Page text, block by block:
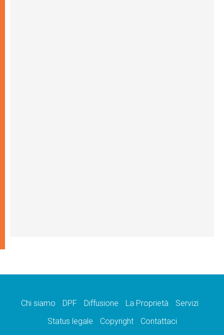
Chi siamo DPF Diffusione La Proprietà
Servizi
Status legale
Copyright Contattaci